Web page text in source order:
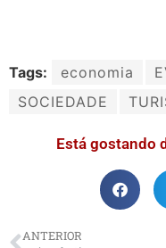
Tags: economia
SOCIEDADE
Está gostando
ANTERIOR